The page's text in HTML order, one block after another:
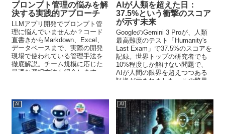
プロンプト管理の悩みを解
決する実践的アプローチ
LLMアプリ開発でプロンプト管
理に悩んでいませんか？コード
直書きからMarkdown、Excel、
データベースまで、実際の開発
現場で使われている管理手法を
徹底解説。チーム規模に応じた
最適な選択方法も紹介します。
AIが人類を超えた日：
37.5%という衝撃のスコア
が示す未来
GoogleのGemini 3 Proが、人類
最高難度のテスト「Humanity's
Last Exam」で37.5%のスコアを
記録。世界トップの研究者でも
10%程度しか解けない問題で、
AIが人間の限界を超えつつある
証拠が示されました。この驚異
AI AI